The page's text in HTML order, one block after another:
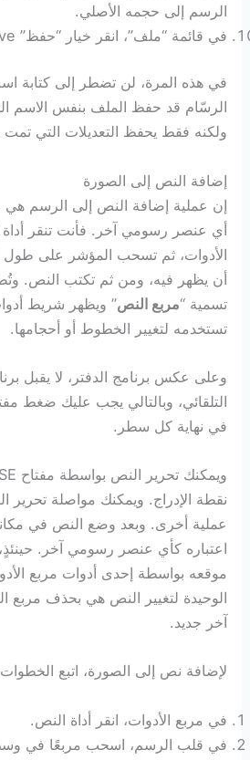
الرسم إلى حجمه الأصلي.
في قائمة “ملف”، انقر خيار “حفظ” Save.
في هذه المرة، لن تضطر إلى كتابة
الرسّام قد حفظ الملف بنفس الاسم
ولكنه فقط يحفظ التعديلات التي تمت
إضافة النص إلى الصورة
إن عملية إضافة النص إلى الرسم هي
أي عنصر رسومي آخر. فأنت تنقر
الأدوات، ثم تسحب المؤشر على طول
أن يظهر فيه، ومن ثم تكتب النص.
تسمية “مربع النص” ويظهر شريط
تستخدمه لتغيير الخطوط أو أحجامها.
وعلى عكس برنامج الدفتر، لا يقبل
في نهاية كل سطر.
نقطة الإدراج. ويمكنك مواصلة تحرير
عملية أخرى. وبعد وضع النص في
اعتباره كأي عنصر رسومي آخر. حينئذٍ،
موقعه بواسطة إحدى أدوات مربع
الوحيدة لتغيير النص هي بحذف مربع
آخر جديد.
لإضافة نص إلى الصورة، اتبع الخطوات
في مربع الأدوات، انقر أداة النص.
في قلب الرسم، اسحب مربعًا في